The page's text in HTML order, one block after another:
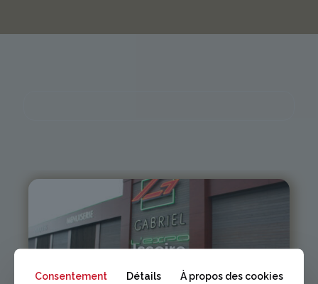
Issoire
Consentement Détails À propos des cookies